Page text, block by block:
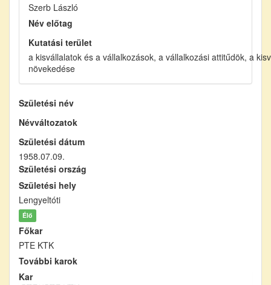
Szerb László
Név előtag
Kutatási terület
a kisvállalatok és a vállalkozások, a vállalkozási attitűdök, a
növekedése
Születési név
Névváltozatok
Születési dátum
1958.07.09.
Születési ország
Születési hely
Lengyeltóti
Élő
Főkar
PTE KTK
További karok
Kar